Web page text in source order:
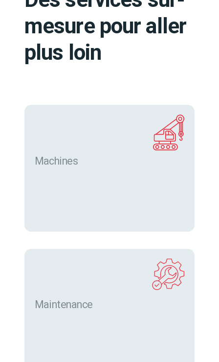
mesure pour aller
plus loin
Machines
Maintenance